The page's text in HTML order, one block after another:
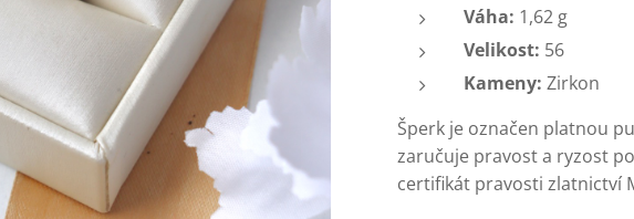
Váha: 1,62 g
Velikost: 56
Kameny: Zirkon
Šperk je označen platnou
zaručuje pravost a ryzost
certifikát pravosti zlatnictví